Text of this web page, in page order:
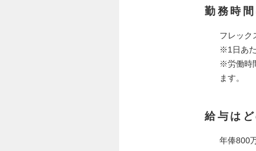
勤務時間
フレック
※1日あ
※労働時
ます。
給与は
年俸800